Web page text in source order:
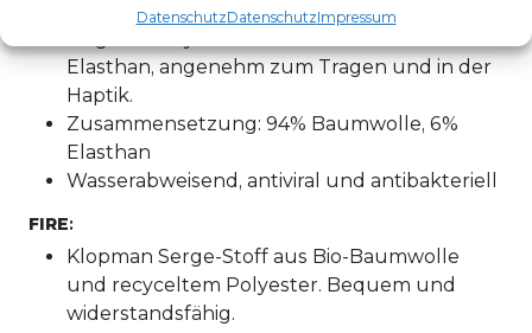
DatenschutzDatenschutzImpressum
Elasthan, angenehm zum Tragen und in der
Haptik.
Zusammensetzung: 94% Baumwolle, 6%
Elasthan
Wasserabweisend, antiviral und antibakteriell
FIRE:
Klopman Serge-Stoff aus Bio-Baumwolle
und recyceltem Polyester. Bequem und
widerstandsfähig.